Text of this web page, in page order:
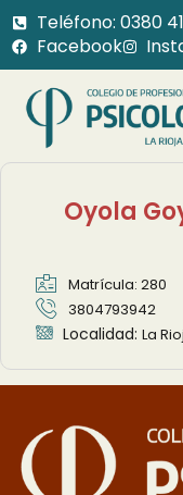
Teléfono: 0380
Facebook
Oyola
Matrícula: 280
3804793942
Localidad:La